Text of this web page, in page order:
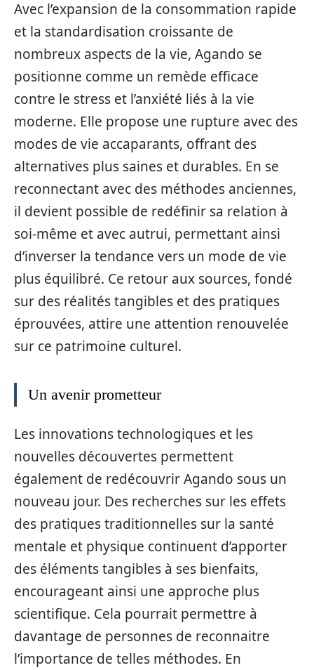
Avec l’expansion de la consommation rapide
et la standardisation croissante de
nombreux aspects de la vie, Agando se
positionne comme un remède efficace
contre le stress et l’anxiété liés à la vie
moderne. Elle propose une rupture avec des
modes de vie accaparants, offrant des
alternatives plus saines et durables. En se
reconnectant avec des méthodes anciennes,
il devient possible de redéfinir sa relation à
soi-même et avec autrui, permettant ainsi
d’inverser la tendance vers un mode de vie
plus équilibré. Ce retour aux sources, fondé
sur des réalités tangibles et des pratiques
éprouvées, attire une attention renouvelée
sur ce patrimoine culturel.
Un avenir prometteur
Les innovations technologiques et les
nouvelles découvertes permettent
également de redécouvrir Agando sous un
nouveau jour. Des recherches sur les effets
des pratiques traditionnelles sur la santé
mentale et physique continuent d’apporter
des éléments tangibles à ses bienfaits,
encourageant ainsi une approche plus
scientifique. Cela pourrait permettre à
davantage de personnes de reconnaitre
l’importance de telles méthodes. En